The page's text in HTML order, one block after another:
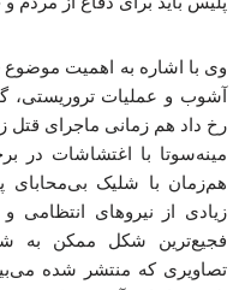
وی با اشاره به اهمیت موضوع
آشوب و عملیات تروریستی،
رخ داد هم ‌زمانی ماجرای قتل
مینه‌سوتا با اغتشاشات در
هم‌زمان با شلیک بی‌محابای
زیادی از نیروهای
فجیع‌ترین شکل ممکن به
تصاویری که منتشر شده